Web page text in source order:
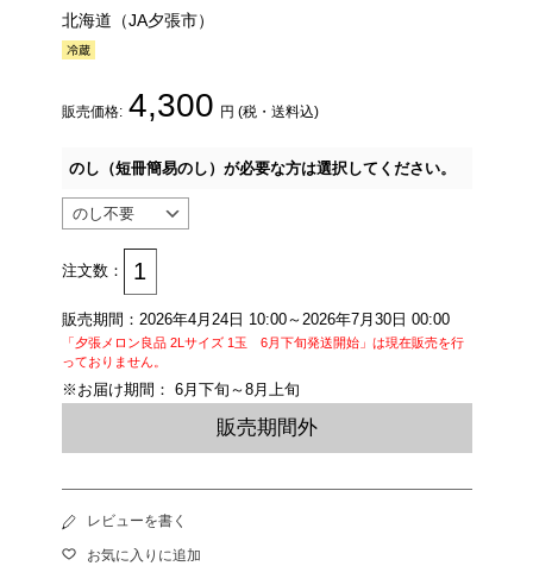
北海道（JA夕張市）
販売価格: 4,300 円 (税・送料込)
のし（短冊簡易のし）が必要な方は選択してください。
注文数：
販売期間：2026年4月24日 10:00～2026年7月30日 00:00
「夕張メロン良品 2Lサイズ 1玉 6月下旬発送開始」は現在販売を行
っておりません。
※お届け期間： 6月下旬～8月上旬
販売期間外
レビューを書く
お気に入りに追加